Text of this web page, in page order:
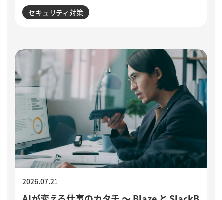
誘導される点が特徴です。セキュリティ意識が高い人ほ
ど狙われる巧妙な手口と、被害を防ぐために実践したい3
セキュリティ対策
2026.07.21